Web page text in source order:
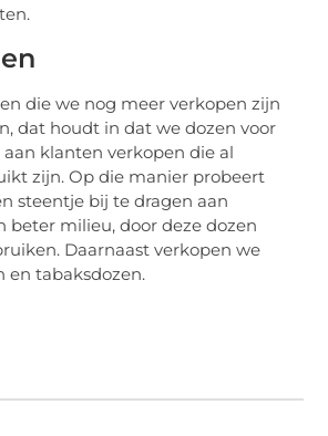
die we nog meer verkopen zijn
dat houdt in dat we dozen voor
klanten verkopen die al
zijn. Op die manier probeert
steentje bij te dragen aan
beter milieu, door deze dozen
Daarnaast verkopen we
en tabaksdozen.